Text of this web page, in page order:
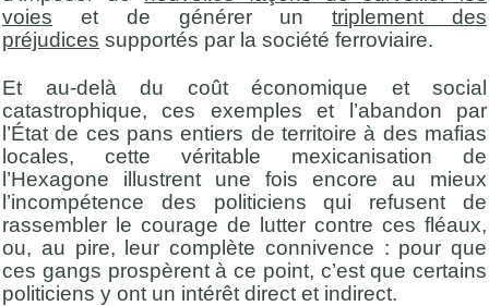
voies et de générer untriplement des
préjudices supportés par la société ferroviaire.
Et au-delà du coût économique et social
catastrophique, ces exemples et l’abandon par
l’État de ces pans entiers de territoire à des mafias
locales, cette véritable mexicanisation de
l’Hexagone illustrent une fois encore au mieux
l’incompétence des politiciens qui refusent de
rassembler le courage de lutter contre ces fléaux,
ou, au pire, leur complète connivence : pour que
ces gangs prospèrent à ce point, c’est que certains
politiciens y ont un intérêt direct et indirect.